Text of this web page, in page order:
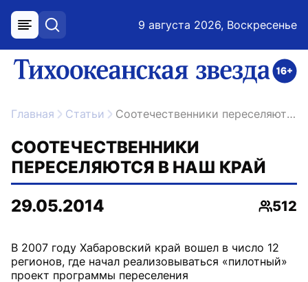
меню поиск 9 августа 2026, Воскресенье
ссылка на главную
Главная Статьи Соотечественники переселяются в наш край
СООТЕЧЕСТВЕННИКИ
ПЕРЕСЕЛЯЮТСЯ В НАШ КРАЙ
29.05.2014
512
В 2007 году Хабаровский край вошел в число 12
регионов, где начал реализовываться «пилотный»
проект программы переселения